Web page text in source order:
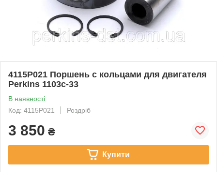
4115P021 Поршень с кольцами для двигателя
Perkins 1103c-33
В наявності
Код: 4115P021
Роздріб
3 850 ₴
Купити